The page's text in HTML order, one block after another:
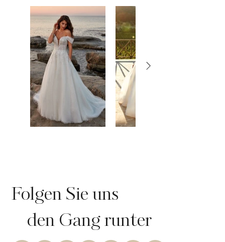
Folgen Sie uns
den Gang runter